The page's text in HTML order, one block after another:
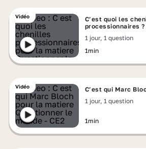
Vidéo
C’est quoi les
processionnaires ?
1 jour, 1 question
1min
Vidéo
C’est qui Marc
1 jour, 1 question
1min